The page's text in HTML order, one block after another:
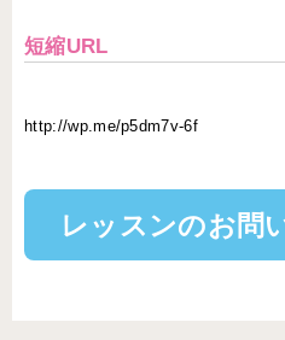
短縮URL
http://wp.me/p5dm7v-6f
レッスンのお問